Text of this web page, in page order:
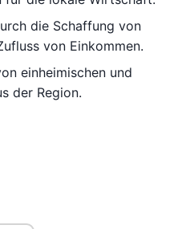
die Schaffung von
von Einkommen.
einheimischen und
der Region.